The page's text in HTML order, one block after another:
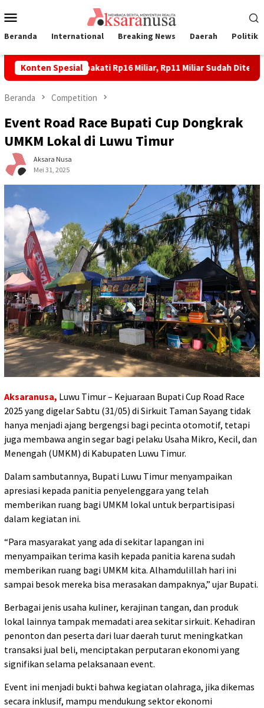
ke
Mobile
Beranda International Breaking News Daerah Politik
Konten Spesial
Laoli Disepakati Rp16 Miliar, Rp11 Miliar Sudah Diterima 83
Beranda Competition
Event Road Race Bupati Cup Dongkrak
UMKM Lokal di Luwu Timur
Aksara Nusa
Mei 31, 2025
Aksaranusa, Luwu Timur – Kejuaraan Bupati Cup Road Race
2025 yang digelar Sabtu (31/05) di Sirkuit Taman Sayang tidak
hanya menjadi ajang bergengsi bagi pecinta otomotif, tetapi
juga membawa angin segar bagi pelaku Usaha Mikro, Kecil, dan
Menengah (UMKM) di Kabupaten Luwu Timur.
Dalam sambutannya, Bupati Luwu Timur menyampaikan
apresiasi kepada panitia penyelenggara yang telah
memberikan ruang bagi UMKM lokal untuk berpartisipasi
dalam kegiatan ini.
“Para masyarakat yang ada di sekitar lapangan ini
menyampaikan terima kasih kepada panitia karena sudah
memberikan ruang bagi UMKM kita. Alhamdulillah hari ini
sampai besok mereka bisa merasakan dampaknya,” ujar Bupati.
Berbagai jenis usaha kuliner, kerajinan tangan, dan produk
lokal lainnya tampak memadati area sekitar sirkuit. Kehadiran
penonton dan peserta dari luar daerah turut meningkatkan
transaksi jual beli, menciptakan perputaran ekonomi yang
signifikan selama pelaksanaan event.
Event ini menjadi bukti bahwa kegiatan olahraga, jika dikemas
secara inklusif, mampu mendukung sektor ekonomi